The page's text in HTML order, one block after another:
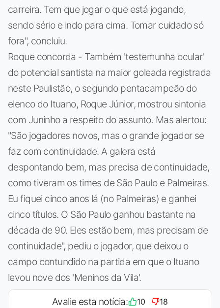
carreira. Tem que jogar o que está jogando,
sendo sério e indo para cima. Tomar cuidado só
fora", concluiu.
Roque concorda - Também 'testemunha ocular'
do potencial santista na maior goleada registrada
neste Paulistão, o segundo pentacampeão do
elenco do Ituano, Roque Júnior, mostrou sintonia
com Juninho a respeito do assunto. Mas alertou:
"São jogadores novos, mas o grande jogador se
faz com continuidade. A galera está
despontando bem, mas precisa de continuidade,
como tiveram os times de São Paulo e Palmeiras.
Eu fiquei cinco anos lá (no Palmeiras) e ganhei
cinco títulos. O São Paulo ganhou bastante na
década de 90. Eles estão bem, mas precisam de
continuidade", pediu o jogador, que deixou o
campo contundido na partida em que o Ituano
levou nove dos 'Meninos da Vila'.
Avalie esta notícia: 10 18